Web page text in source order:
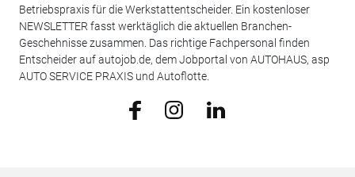
Betriebspraxis für die Werkstattentscheider. Ein kostenloser
NEWSLETTER fasst werktäglich die aktuellen Branchen-
Geschehnisse zusammen. Das richtige Fachpersonal finden
Entscheider auf autojob.de, dem Jobportal von AUTOHAUS, asp
AUTO SERVICE PRAXIS und Autoflotte.